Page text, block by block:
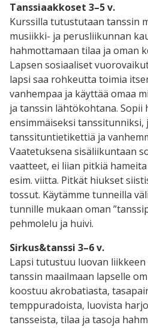
Tanssiaakkoset 3–5 v.
Kurssilla tutustutaan tanssin
musiikki- ja perusliikunnan
hahmottamaan tilaa ja oman
Lapsen sosiaaliset
lapsi saa rohkeutta toimia
vanhempaa ja käyttää omaa
ja tanssin lähtökohtana. Sopii
ensimmäiseksi tanssitunniksi,
tanssituntietikettiä ja
Vaatetuksena sisäliikuntaan
vaatteet, ei liian pitkiä
esim. viitta. Pitkät hiukset
tossut. Käytämme tunneilla
tunnille mukaan oman
pehmolelu ja huivi.
Sirkus&tanssi 3–6 v.
Lapsi tutustuu luovan
tanssin maailmaan lapselle
koostuu akrobatiasta,
temppuradoista, luovista
tansseista, tilaa ja tasoja